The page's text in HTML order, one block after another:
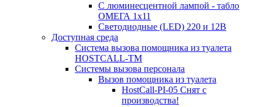
С люминесцентной лампой - табло
ОМЕГА 1х11
Светодиодные (LED) 220 и 12В
Доступная среда
Система вызова помощника из туалета
HOSTCALL-TM
Системы вызова персонала
Вызов помощника из туалета
HostCall-PI-05 Снят с
производства!